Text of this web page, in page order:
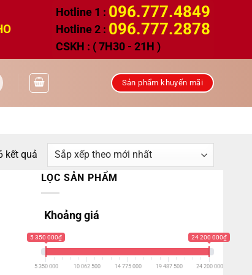
Hotline 1 : 096.777.4849
Hotline 2 : 096.777.2878
CSKH : ( 7H30 - 21H )
Sản phẩm khuyến mãi
kết quảĐã
sắp
xếp
mới
nhất
LỌC SẢN PHẨM
Khoảng giá
5 350 000₫ 24 200 000₫
5 350 000 10 062 500 14 775 000 19 487 500 24 200 000